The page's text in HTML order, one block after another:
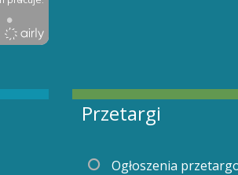
Przetargi
Ogłoszenia